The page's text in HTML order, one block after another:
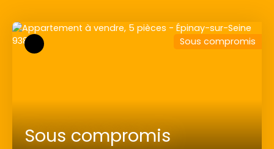
Sous compromis
Sous compromis